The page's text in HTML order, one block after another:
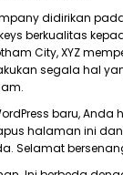
didirikan
berkualitas
City, XYZ
segala hal
baru, Anda
halaman ini
Selamat